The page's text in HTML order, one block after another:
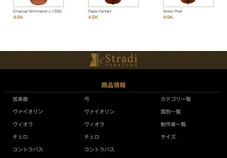
Emanuel Whitmarsh c.1890
ASK
Paolo Fanfani
ASK
Anton Prell
ASK
商品情報
弦楽器
ヴァイオリン
ヴィオラ
チェロ
コントラバス
弓
ヴァイオリン
ヴィオラ
チェロ
コントラバス
カテゴリ一覧
国別一覧
制作者一覧
サイズ